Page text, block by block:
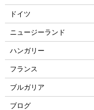
ドイツ
ニュージーランド
ハンガリー
フランス
ブルガリア
ブログ